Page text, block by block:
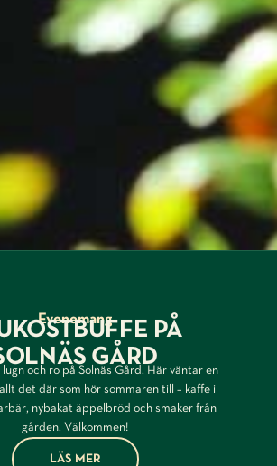
Evenemang
PÅ
GÅRD
lugn och ro på Solnäs Gård. Här väntar en
det där som hör sommaren till – kaffe i
nybakat äppelbröd och smaker från
gården. Välkommen!
LÄS MER